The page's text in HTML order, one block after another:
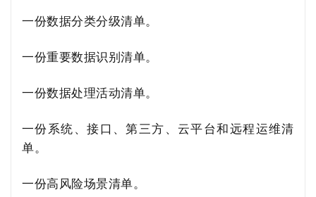
一份数据分类分级清单。
一份重要数据识别清单。
一份数据处理活动清单。
一份系统、接口、第三方、云平台和远程运维清
单。
一份高风险场景清单。